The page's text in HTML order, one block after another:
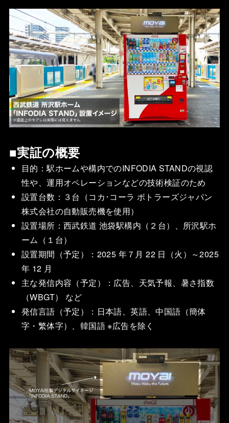
■実証の概要
目的：駅ホームや構内でのINFODIA STANDの視認
性や、運用オペレーションなどの技術検証のため
設置台数：３台（コカ･コーラ ボトラーズジャパン
株式会社の自動販売機を使用）
設置場所：西武鉄道 池袋駅構内（２台）、所沢駅ホ
ーム（１台）
設置期間（予定）：2025 年７月 22 日（火）～2025
年 12 月
主な発信内容（予定）：広告、天気予報、暑さ指数
（WBGT） など
発信言語（予定）：日本語、英語、中国語（簡体
字・繁体字）、韓国語 ※広告を除く